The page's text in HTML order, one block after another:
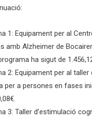
1: Equipament per al
amb Alzheimer de
ha sigut de
2: Equipament per al taller
per a persones en fases
3: Taller d’estimulació